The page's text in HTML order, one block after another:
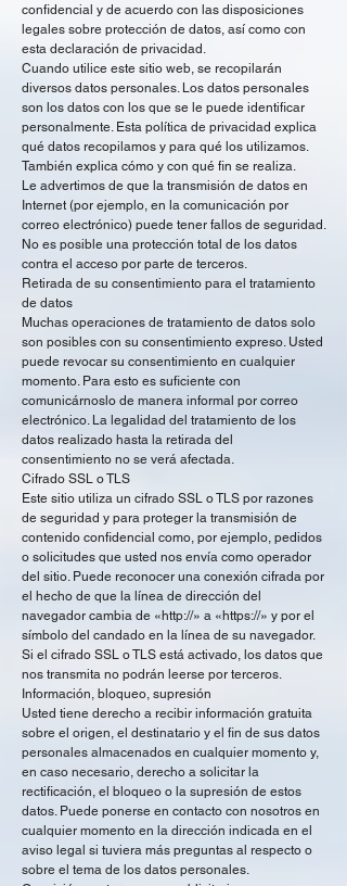
confidencial y de acuerdo con las disposiciones
legales sobre protección de datos, así como con
esta declaración de privacidad.
Cuando utilice este sitio web, se recopilarán
diversos datos personales. Los datos personales
son los datos con los que se le puede identificar
personalmente. Esta política de privacidad explica
qué datos recopilamos y para qué los utilizamos.
También explica cómo y con qué fin se realiza.
Le advertimos de que la transmisión de datos en
Internet (por ejemplo, en la comunicación por
correo electrónico) puede tener fallos de seguridad.
No es posible una protección total de los datos
contra el acceso por parte de terceros.
Retirada de su consentimiento para el tratamiento
de datos
Muchas operaciones de tratamiento de datos solo
son posibles con su consentimiento expreso. Usted
puede revocar su consentimiento en cualquier
momento. Para esto es suficiente con
comunicárnoslo de manera informal por correo
electrónico. La legalidad del tratamiento de los
datos realizado hasta la retirada del
consentimiento no se verá afectada.
Cifrado SSL o TLS
Este sitio utiliza un cifrado SSL o TLS por razones
de seguridad y para proteger la transmisión de
contenido confidencial como, por ejemplo, pedidos
o solicitudes que usted nos envía como operador
del sitio. Puede reconocer una conexión cifrada por
el hecho de que la línea de dirección del
navegador cambia de «http://» a «https://» y por el
símbolo del candado en la línea de su navegador.
Si el cifrado SSL o TLS está activado, los datos que
nos transmita no podrán leerse por terceros.
Información, bloqueo, supresión
Usted tiene derecho a recibir información gratuita
sobre el origen, el destinatario y el fin de sus datos
personales almacenados en cualquier momento y,
en caso necesario, derecho a solicitar la
rectificación, el bloqueo o la supresión de estos
datos. Puede ponerse en contacto con nosotros en
cualquier momento en la dirección indicada en el
aviso legal si tuviera más preguntas al respecto o
sobre el tema de los datos personales.